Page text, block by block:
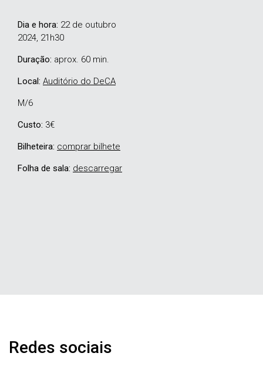
Dia e hora: 22 de outubro
2024, 21h30
Duração: aprox. 60 min.
Local: Auditório do DeCA
M/6
Custo: 3€
Bilheteira: comprar bilhete
Folha de sala: descarregar
Redes sociais